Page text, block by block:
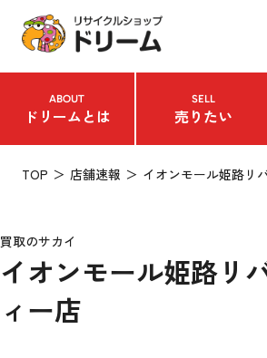
ABOUT
ドリームとは
SELL
売りたい
TOP 店舗速報 イオンモール姫路リ
買取のサカイ
イオンモール姫路リ
ィー店